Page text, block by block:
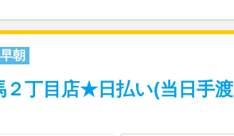
早朝
丁目店★日払い(当日手渡